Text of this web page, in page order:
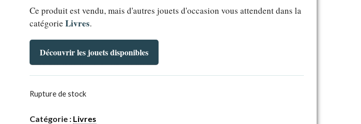
Ce produit est vendu, mais d'autres jouets d'occasion vous attendent dans la
catégorieLivres.
Découvrir les jouets disponibles
Rupture de stock
Catégorie : Livres